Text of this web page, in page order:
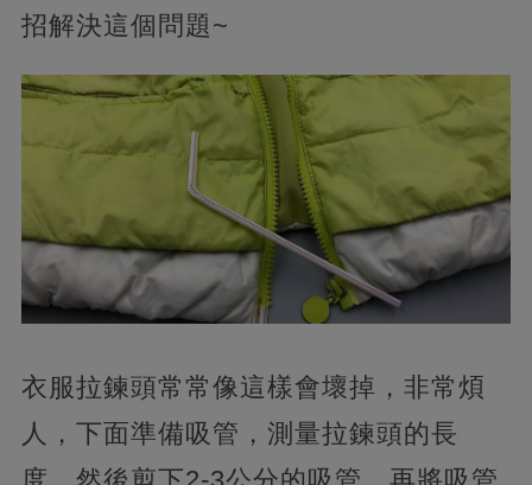
招解決這個問題~
衣服拉鍊頭常常像這樣會壞掉，非常煩
人，下面準備吸管，測量拉鍊頭的長